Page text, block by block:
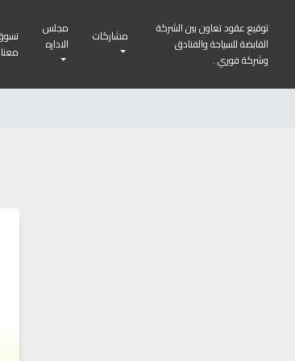
توقيع عقود تعاون بين الشركة
القابضة للسياحة والفنادق
وشركة فوري .
مشاركات
مجلس
الاداره
معنا